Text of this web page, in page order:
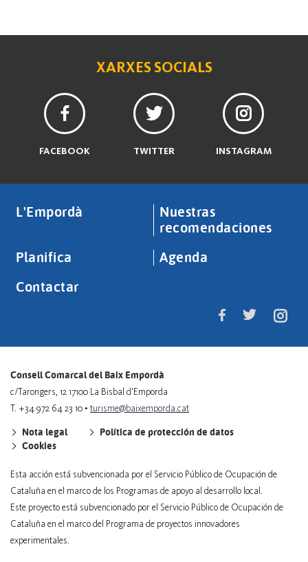
XARXES SOCIALS
FACEBOOK TWITTER INSTAGRAM
L'Empordà
Nuestras
recomendaciones
Planifica
Agenda
Contactar
Consell Comarcal del Baix Empordà
c/Tarongers, 12 17100 La Bisbal d'Emporda
T. +34 972 64 23 10 • turisme@baixemporda.cat
Nota legal
Política de protección de datos
Cookies
Esta acción está subvencionada por el Servicio Público de Ocupación de
Cataluña en el marco de los Programas de apoyo al desarrollo local.
Este proyecto está subvencionado por el Servicio Público de Ocupación de
Cataluña en el marco del Programa de proyectos innovadores
experimentales.